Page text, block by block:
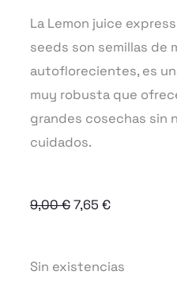
La Lemon juice
seeds son semillas de
autoflorecientes, es
muy robusta que
grandes cosechas sin
cuidados.
9,00€El
era:
7,65 €El
es:
Sin existencias